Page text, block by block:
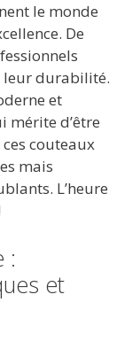
le monde
De
leur durabilité.
et
mérite d’être
couteaux
mais
L’heure
:
et